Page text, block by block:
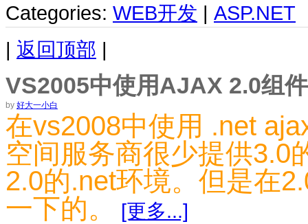
Categories: WEB开发 | ASP.NET
| 返回顶部 |
VS2005中使用AJAX 2.0组
by 好大一小白
在vs2008中使用 .net
空间服务商很少提供3.0
2.0的.net环境。但是在
一下的。
[更多...]